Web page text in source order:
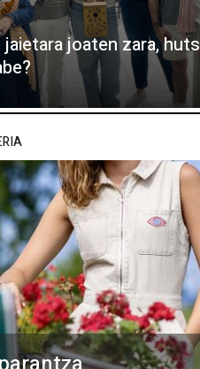
joaten zara, huts